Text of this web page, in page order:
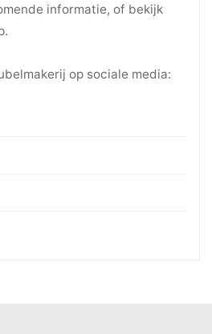
informatie, of bekijk
op sociale media: